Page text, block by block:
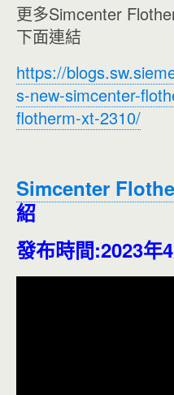
更多Simcenter
下面連結
https://
s-new-simcenter-
flotherm-xt-2310/
Simcenter
紹
發布時間:2023年